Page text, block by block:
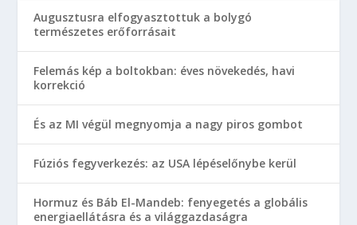
Augusztusra elfogyasztottuk a bolygó
természetes erőforrásait
Felemás kép a boltokban: éves növekedés, havi
korrekció
És az MI végül megnyomja a nagy piros gombot
Fúziós fegyverkezés: az USA lépéselőnybe kerül
Hormuz és Báb El-Mandeb: fenyegetés a globális
energiaellátásra és a világgazdaságra